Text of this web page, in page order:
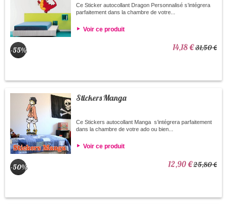
Ce Sticker autocollant Dragon Personnalisé s’intégrera
parfaitement dans la chambre de votre...
Voir ce produit
-55% 14,18 €31,50 €
Stickers Manga
Ce Stickers autocollant Manga s’intégrera parfaitement
dans la chambre de votre ado ou bien...
Voir ce produit
-50% 12,90 €25,80 €